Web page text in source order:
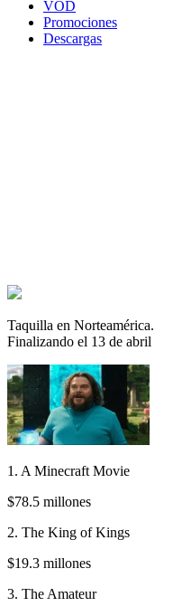
VOD
Promociones
Descargas
Taquilla en Norteamérica.
Finalizando el 13 de abril
1. A Minecraft Movie
$78.5 millones
2. The King of Kings
$19.3 millones
3. The Amateur